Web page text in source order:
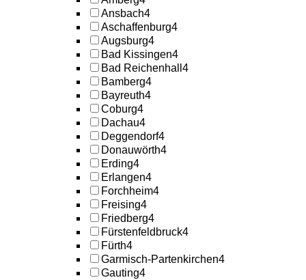
Ansbach4
Aschaffenburg4
Augsburg4
Bad Kissingen4
Bad Reichenhall 4
Bamberg4
Bayreuth4
Coburg4
Dachau4
Deggendorf4
Donauwörth4
Erding4
Erlangen4
Forchheim4
Freising4
Friedberg4
Fürstenfeldbruck4
Fürth4
Garmisch-Partenkirchen4
Gauting4